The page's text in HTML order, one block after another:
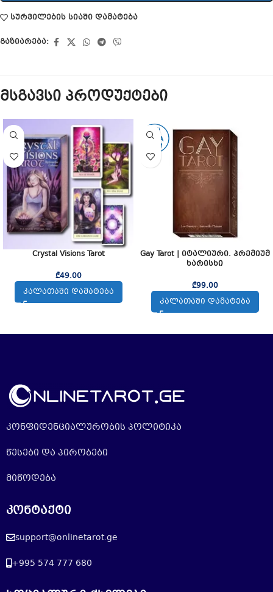
სურვილების სიაში დამატება
გაზიარება:
მსგავსი პროდუქტები
Crystal Visions Tarot
₾49.00
ᲙᲐᲚᲐᲗᲐᲨᲘ ᲓᲐᲛᲐᲢᲔᲑᲐ
Gay Tarot | იტალიური. პრემიუმ
ხარისხი
₾99.00
ᲙᲐᲚᲐᲗᲐᲨᲘ ᲓᲐᲛᲐᲢᲔᲑᲐ
კონფიდენციალურობის პოლიტიკა
წესები და პირობები
მიწოდება
კონტაქტი
support@onlinetarot.ge
+995 574 777 680